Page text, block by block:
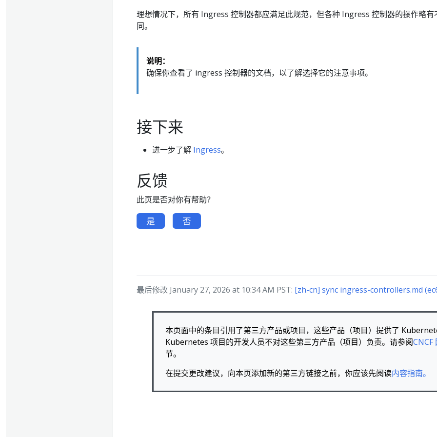
理想情况下，所有 Ingress 控制器都应满足此规范，但各种 Ingress 控制器的操作略有
同。
说明：
确保你查看了 ingress 控制器的文档，以了解选择它的注意事项。
接下来
进一步了解 Ingress。
反馈
此页是否对你有帮助？
是 否
最后修改 January 27, 2026 at 10:34 AM PST: [zh-cn] sync ingress-controllers.md
本页面中的条目引用了第三方产品或项目，这些产品（项目）提供了
Kubernetes 项目的开发人员不对这些第三方产品（项目）负责。请参阅CNCF
节。
在提交更改建议，向本页添加新的第三方链接之前，你应该先阅读内容指南。